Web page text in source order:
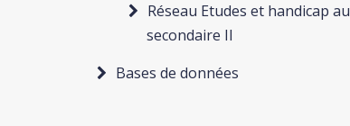
Réseau Etudes et handicap au
secondaire II
Bases de données